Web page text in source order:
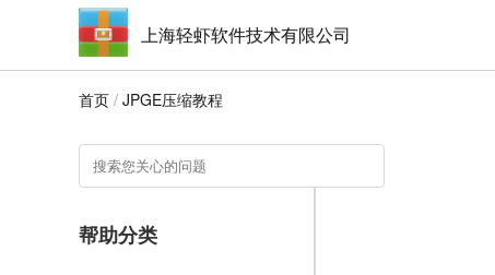
上海轻虾软件技术有限公司
首页 / JPGE压缩教程
帮助分类